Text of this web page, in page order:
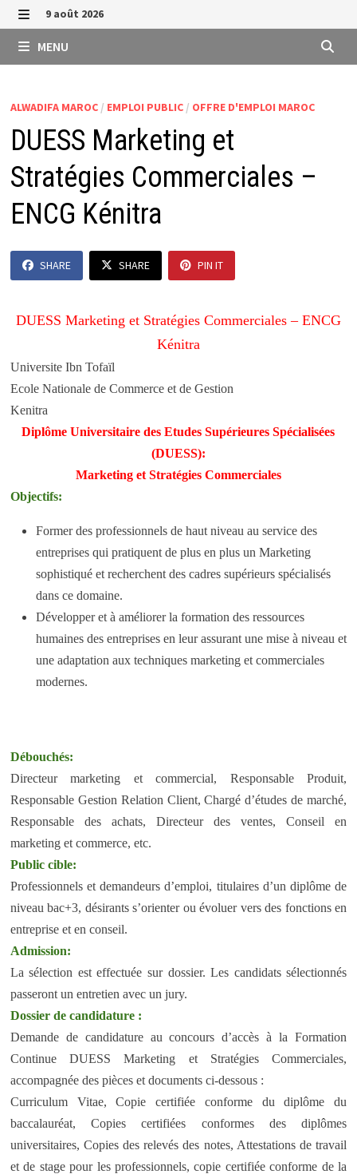
Passer
au
contenu
MENU
9 août 2026
MENU
ALWADIFA MAROC/ EMPLOI PUBLIC/ OFFRE D'EMPLOI MAROC
DUESS Marketing et
Stratégies Commerciales –
ENCG Kénitra
SHARE SHARE PIN IT
DUESS Marketing et Stratégies Commerciales – ENCG
Kénitra
Universite Ibn Tofaïl
Ecole Nationale de Commerce et de Gestion
Kenitra
Diplôme Universitaire des Etudes Supérieures Spécialisées
(DUESS):
Marketing et Stratégies Commerciales
Objectifs:
Former des professionnels de haut niveau au service des
entreprises qui pratiquent de plus en plus un Marketing
sophistiqué et recherchent des cadres supérieurs spécialisés
dans ce domaine.
Développer et à améliorer la formation des ressources
humaines des entreprises en leur assurant une mise à niveau et
une adaptation aux techniques marketing et commerciales
modernes.
Débouchés:
Directeur marketing et commercial, Responsable Produit,
Responsable Gestion Relation Client, Chargé d’études de marché,
Responsable des achats, Directeur des ventes, Conseil en
marketing et commerce, etc.
Public cible:
Professionnels et demandeurs d’emploi, titulaires d’un diplôme de
niveau bac+3, désirants s’orienter ou évoluer vers des fonctions en
entreprise et en conseil.
Admission:
La sélection est effectuée sur dossier. Les candidats sélectionnés
passeront un entretien avec un jury.
Dossier de candidature :
Demande de candidature au concours d’accès à la Formation
Continue DUESS Marketing et Stratégies Commerciales,
accompagnée des pièces et documents ci-dessous :
Curriculum Vitae, Copie certifiée conforme du diplôme du
baccalauréat, Copies certifiées conformes des diplômes
universitaires, Copies des relevés des notes, Attestations de travail
et de stage pour les professionnels, copie certifiée conforme de la